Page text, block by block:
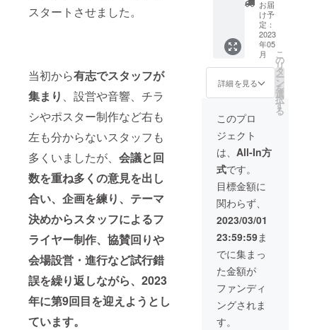
スタートさせました。
当初から有志でスタッフが
集まり 、設営や音響、チラ
シやポスター制作など右も
左も分からないスタッフも
多くいましたが、 会議と回
数を重ね多くの意見を出し
合い、企画を練り、テーマ
決めからスタッフによるフ
ライヤー制作、協賛回りや
会場設営・進行など試行錯
誤を繰り返しながら、2023
年に第9回目を迎えようとし
ています。
歩7分 ●
地下鉄
名城線
「矢場
町」駅
5・6番
り徒歩5
分 詳細
日メー
ルに
て、コ
ンテス
「2週間
前ま
で」に
ご連絡
いたし
ます。
そし
て、ス
タッフ
が心を
込めて
感謝の
お手紙
企業の
方で、
社名掲
載文字
のみ
（書体
はお選
び出来
ご希望
は、選
択項目
でご選
択くだ
さい。
※支援
時、必
ず備考
載を
「希望
される
名前」
をご記
入くだ
さい。
動しま
ンズ
ハーフ
パンツ
＊ 出来
上がり
丈
55.5cm
ウエス
ト最大
寸法
93cm
L: パン
ツ丈
57cm
ウエス
ト最大
寸法
96.5cm
※ウエス
ト ゴ
ム＋紐
調節 形
は画像
もお楽
しみい
ただけ
ますの
で、お
好みで
調節し
てくだ
さい。
生地感
は、張
りのあ
るスプ
リング
コート
のよう
な、ス
トレッ
チ素
材、カ
ラーは
黒で
す。 ・
服の返
礼品
は、3月
コンテ
ワン
ピース
＊ 出
来上が
り寸法
バス
ト：
106cm
着丈：
96cm ※
ファス
ナーな
しのか
ぶって
着るタ
イプで
す ＊メ
ンズ長
ズボン
＊ 出
来上が
り寸法/
裏無し
M: 股
上：
23.5cm
股下：
ピース
or カ
ジュア
ルメン
ズシャ
ツ◆ 基
本とな
るサイ
ズをオ
プショ
ンより
ご選択
くださ
い
（S,M,L
,LL） ※
ご自身
が普段
着てい
るサイ
ズに近
いもの
をお選
びくだ
さい。
形は画
像のデ
お届
け予
定：
2023
年05
月
詳細を見る
こ
の
リ
タ
ー
ン
を
選
択
す
る
このプロ
ジェクト
は、 All-In方
式です。
目標金額に
関わらず、
2023/03/01
23:59:59ま
でに集まっ
た金額が
ファンディ
ングされま
す。